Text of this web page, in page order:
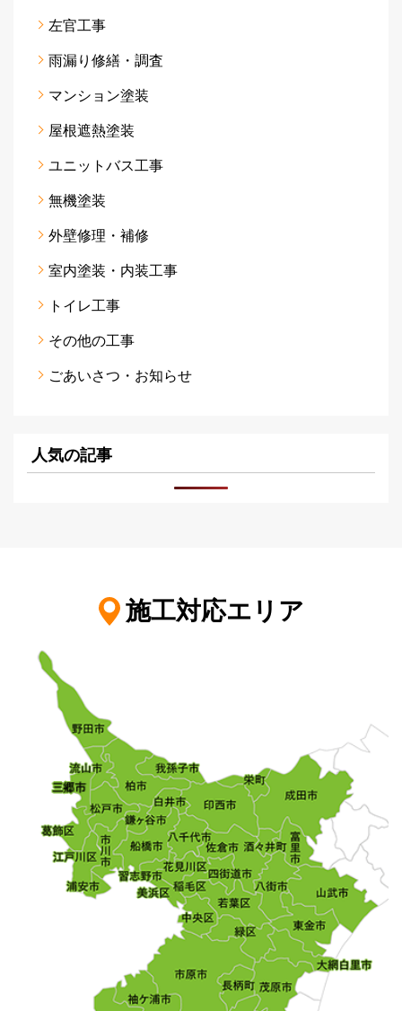
左官工事
雨漏り修繕・調査
マンション塗装
屋根遮熱塗装
ユニットバス工事
無機塗装
外壁修理・補修
室内塗装・内装工事
トイレ工事
その他の工事
ごあいさつ・お知らせ
人気の記事
施工対応エリア